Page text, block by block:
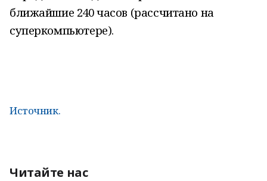
ближайшие 240 часов (рассчитано на
суперкомпьютере).
Источник.
Читайте нас